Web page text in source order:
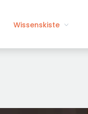
Wissenskiste